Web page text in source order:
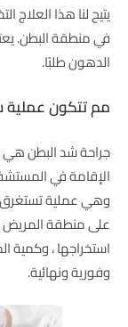
يتيح لنا هذا العلاج
في منطقة البطن.
الدهون طلبًا.
مم تتكون عملية
جراحة شد البطن هي
الإقامة في
على منطقة المريض
استخراجها ، وكمية
وفورية ونهائية.